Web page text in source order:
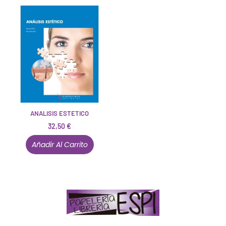
ANALISIS ESTETICO
32,50€
Añadir Al Carrito